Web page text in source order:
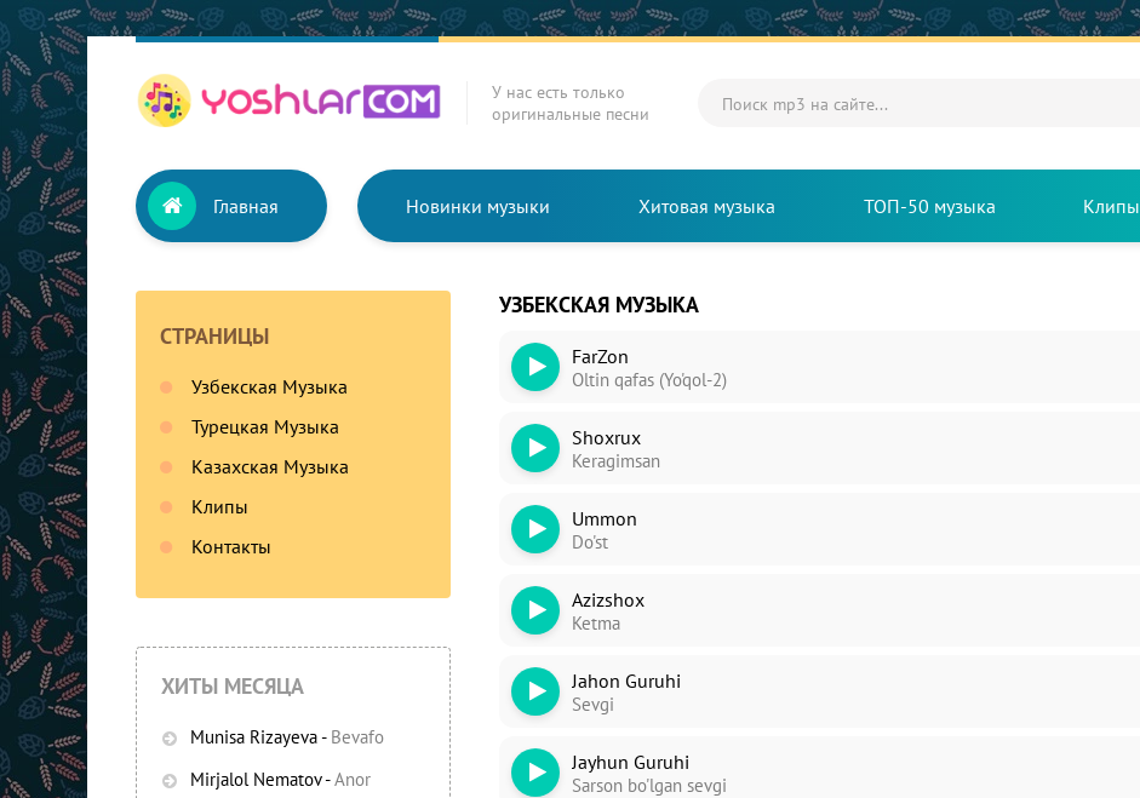
У нас есть только
оригинальные песни
Главная Новинки музыки Хитовая музыка ТОП-50 музыка Клипы
СТРАНИЦЫ
Узбекская Музыка
Турецкая Музыка
Казахская Музыка
Клипы
Контакты
ХИТЫ МЕСЯЦА
Munisa Rizayeva- Bevafo
Mirjalol Nematov-Anor
УЗБЕКСКАЯ МУЗЫКА
FarZon
Oltin qafas (Yo'qol-2)
Shoxrux
Keragimsan
Ummon
Do'st
Azizshox
Ketma
Jahon Guruhi
Sevgi
Jayhun Guruhi
Sarson bo'lgan sevgi